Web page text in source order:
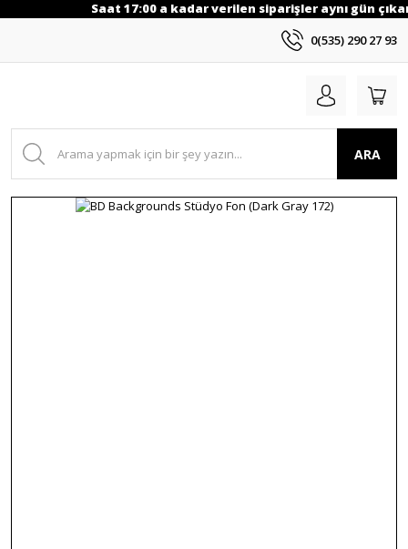
Saat 17:00 a kadar verilen siparişler aynı gün
0(535) 290 27 93
ARA